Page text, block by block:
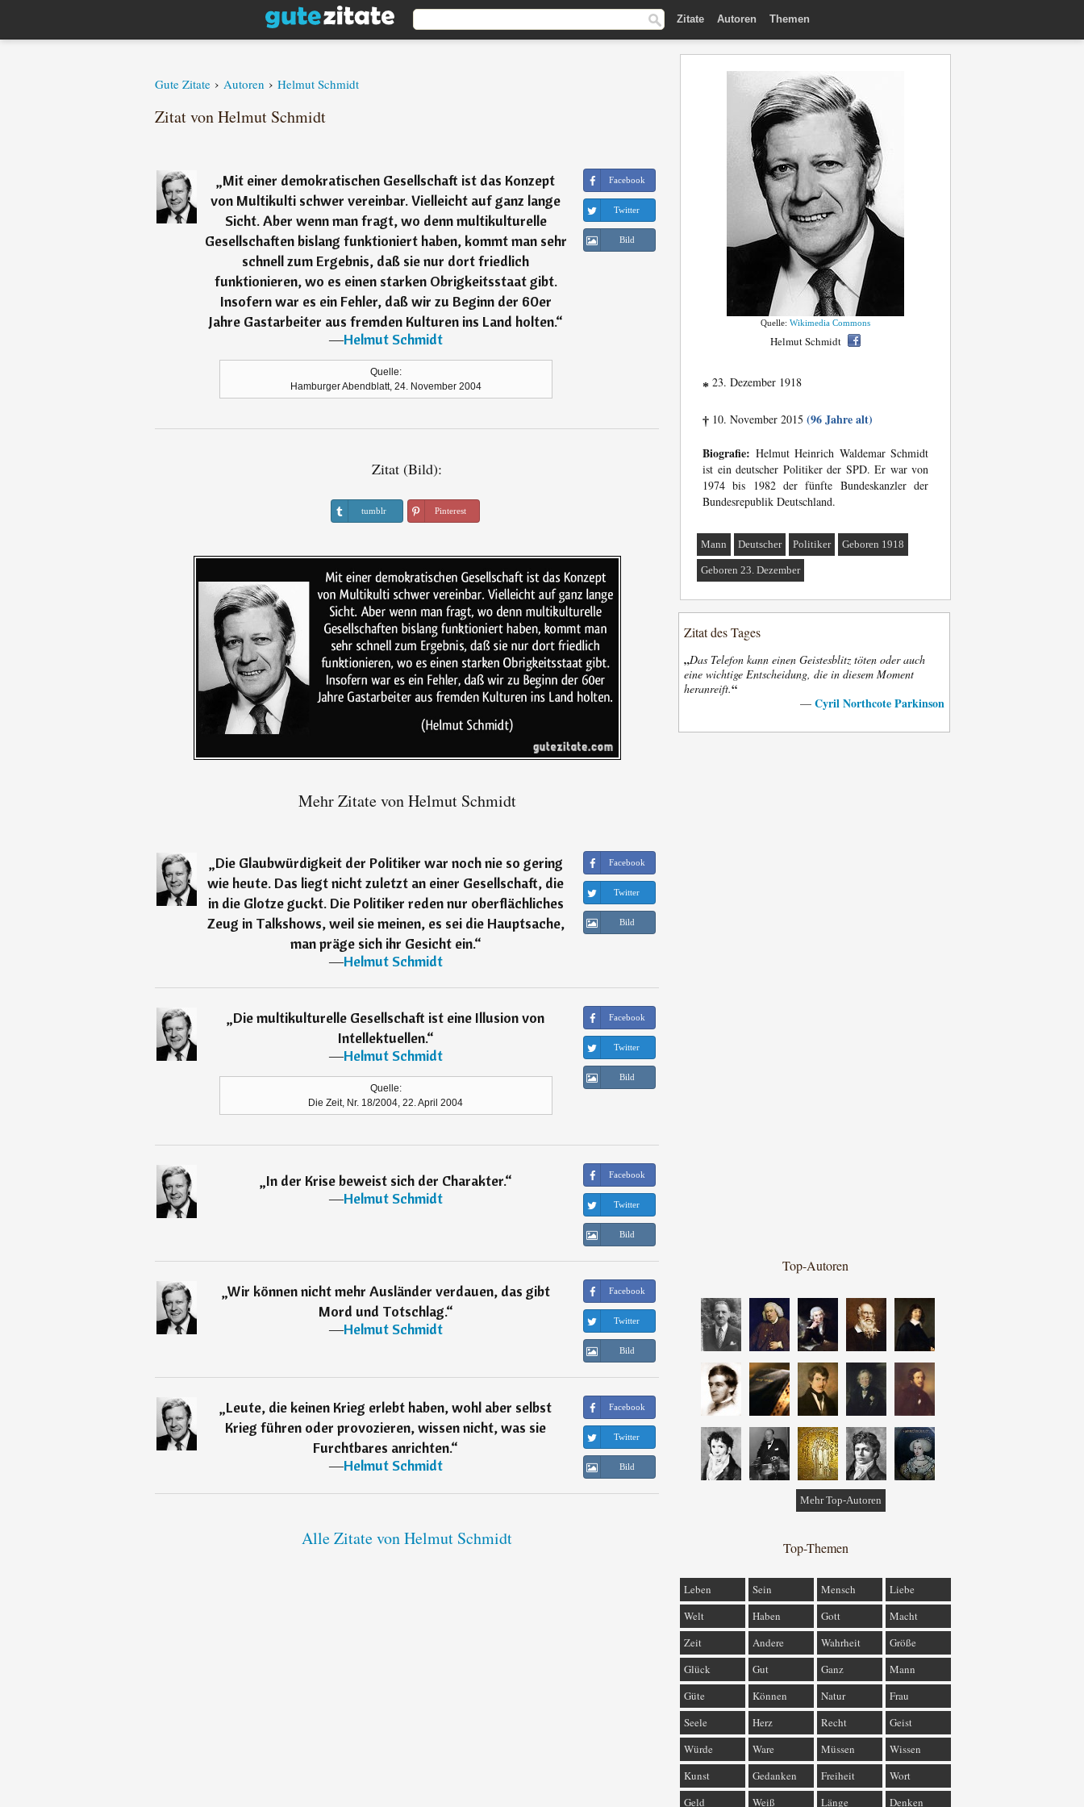
Zitate Autoren Themen
Gute Zitate › Autoren › Helmut Schmidt
Zitat von Helmut Schmidt
„Mit einer demokratischen Gesellschaft ist das Konzept
von Multikulti schwer vereinbar. Vielleicht auf ganz lange
Sicht. Aber wenn man fragt, wo denn multikulturelle
Gesellschaften bislang funktioniert haben, kommt man sehr
schnell zum Ergebnis, daß sie nur dort friedlich
funktionieren, wo es einen starken Obrigkeitsstaat gibt.
Insofern war es ein Fehler, daß wir zu Beginn der 60er
Jahre Gastarbeiter aus fremden Kulturen ins Land holten.“
―Helmut Schmidt
Quelle:
Hamburger Abendblatt, 24. November 2004
Facebook
Twitter
Bild
Zitat (Bild):
tumblr Pinterest
Mehr Zitate von Helmut Schmidt
„Die Glaubwürdigkeit der Politiker war noch nie so gering
wie heute. Das liegt nicht zuletzt an einer Gesellschaft, die
in die Glotze guckt. Die Politiker reden nur oberflächliches
Zeug in Talkshows, weil sie meinen, es sei die Hauptsache,
man präge sich ihr Gesicht ein.“
―Helmut Schmidt
Facebook
Twitter
Bild
„Die multikulturelle Gesellschaft ist eine Illusion von
Intellektuellen.“
―Helmut Schmidt
Quelle:
Die Zeit, Nr. 18/2004, 22. April 2004
Facebook
Twitter
Bild
„In der Krise beweist sich der Charakter.“
―Helmut Schmidt
Facebook
Twitter
Bild
„Wir können nicht mehr Ausländer verdauen, das gibt
Mord und Totschlag.“
―Helmut Schmidt
Facebook
Twitter
Bild
„Leute, die keinen Krieg erlebt haben, wohl aber selbst
Krieg führen oder provozieren, wissen nicht, was sie
Furchtbares anrichten.“
―Helmut Schmidt
Facebook
Twitter
Bild
Alle Zitate von Helmut Schmidt
Quelle: Wikimedia Commons
Helmut Schmidt
* 23. Dezember 1918
† 10. November 2015 (96 Jahre alt)
Biografie: Helmut Heinrich Waldemar Schmidt
ist ein deutscher Politiker der SPD. Er war von
1974 bis 1982 der fünfte Bundeskanzler der
Bundesrepublik Deutschland.
Mann Deutscher Politiker Geboren 1918
Geboren 23. Dezember
Zitat des Tages
„Das Telefon kann einen Geistesblitz töten oder auch
eine wichtige Entscheidung, die in diesem Moment
heranreift.“
— Cyril Northcote Parkinson
Top-Autoren
Mehr Top-Autoren
Top-Themen
Leben Sein Mensch
Liebe
Welt
Haben Gott
Macht
Zeit
Andere Wahrheit
Größe
Glück
Gut Ganz
Mann
Güte
Können Natur
Frau
Seele
Herz Recht
Geist
Würde
Ware Müssen
Wissen
Kunst
Gedanken Freiheit
Wort
Geld
Weiß Länge Denken